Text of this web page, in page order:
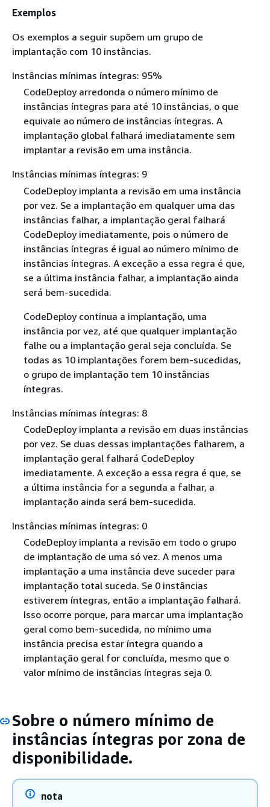
Exemplos
Os exemplos a seguir supõem um grupo de
implantação com 10 instâncias.
Instâncias mínimas íntegras: 95%
CodeDeploy arredonda o número mínimo de
instâncias íntegras para até 10 instâncias, o que
equivale ao número de instâncias íntegras. A
implantação global falhará imediatamente sem
implantar a revisão em uma instância.
Instâncias mínimas íntegras: 9
CodeDeploy implanta a revisão em uma instância
por vez. Se a implantação em qualquer uma das
instâncias falhar, a implantação geral falhará
CodeDeploy imediatamente, pois o número de
instâncias íntegras é igual ao número mínimo de
instâncias íntegras. A exceção a essa regra é que,
se a última instância falhar, a implantação ainda
será bem-sucedida.
CodeDeploy continua a implantação, uma
instância por vez, até que qualquer implantação
falhe ou a implantação geral seja concluída. Se
todas as 10 implantações forem bem-sucedidas,
o grupo de implantação tem 10 instâncias
íntegras.
Instâncias mínimas íntegras: 8
CodeDeploy implanta a revisão em duas instâncias
por vez. Se duas dessas implantações falharem, a
implantação geral falhará CodeDeploy
imediatamente. A exceção a essa regra é que, se
a última instância for a segunda a falhar, a
implantação ainda será bem-sucedida.
Instâncias mínimas íntegras: 0
CodeDeploy implanta a revisão em todo o grupo
de implantação de uma só vez. A menos uma
implantação a uma instância deve suceder para
implantação total suceda. Se 0 instâncias
estiverem íntegras, então a implantação falhará.
Isso ocorre porque, para marcar uma implantação
geral como bem-sucedida, no mínimo uma
instância precisa estar íntegra quando a
implantação geral for concluída, mesmo que o
valor mínimo de instâncias íntegras seja 0.
Sobre o número mínimo de
instâncias íntegras por zona de
disponibilidade.
nota